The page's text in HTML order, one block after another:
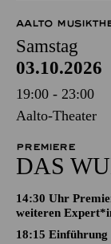
AALTO
Samstag
03.10.2026
19:00 - 23:00
Aalto-Theater
PREMIERE
DAS
14:30 Uhr
weiteren
18:15 Einführung